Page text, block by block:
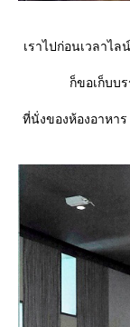
เราไปก่อนเวลาไ
ก็ขอเก็บบ
ที่นั่งของห้องอาหา